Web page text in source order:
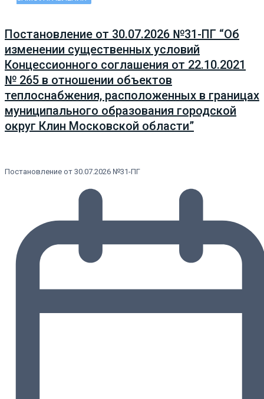
Постановление от 30.07.2026 №31-ПГ “Об
изменении существенных условий
Концессионного соглашения от 22.10.2021
№ 265 в отношении объектов
теплоснабжения, расположенных в границах
муниципального образования городской
округ Клин Московской области”
Постановление от 30.07.2026 №31-ПГ